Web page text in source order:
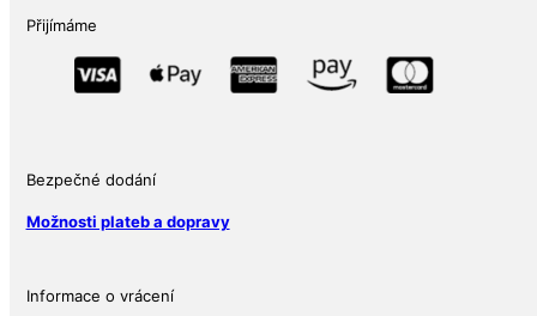
Přijímáme
Bezpečné dodání
Možnosti plateb a dopravy
Informace o vrácení